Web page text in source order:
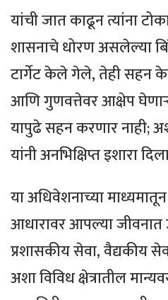
यांची जात काढून त्यांना
शासनाचे धोरण असलेल्या
टार्गेट केले गेले, तेही सहन
आणि गुणवत्तेवर आक्षेप
यापुढे सहन करणार नाही;
यांनी अनभिक्षिप्त इशारा
या अधिवेशनाच्या
आधारावर आपल्या जीवनात
प्रशासकीय सेवा, वैद्यकीय
अशा विविध क्षेत्रातील